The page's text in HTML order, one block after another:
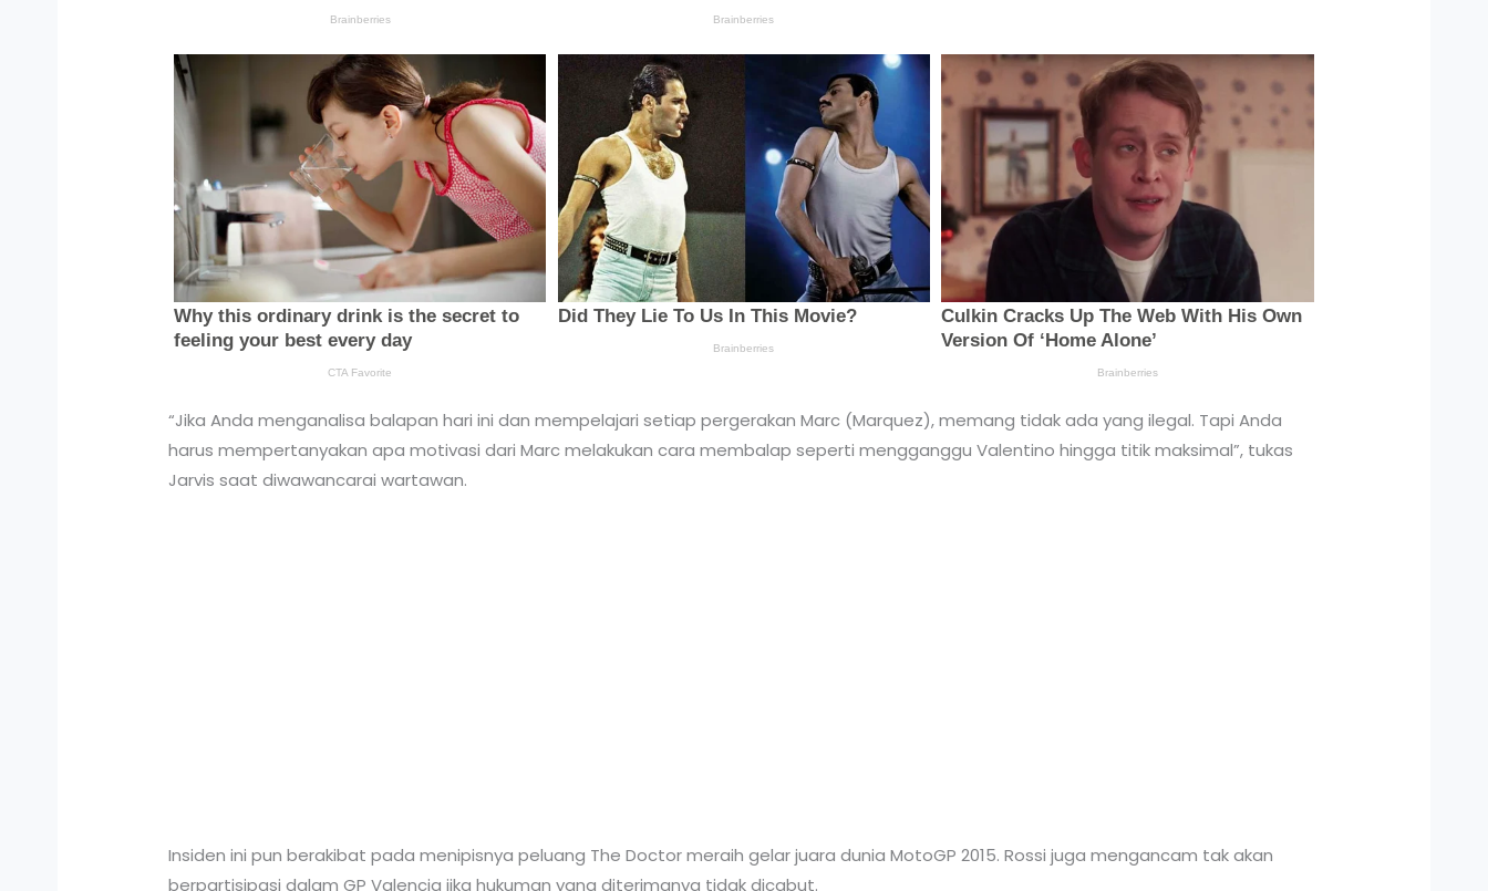
“Jika Anda menganalisa balapan hari ini dan mempelajari setiap pergerakan Marc (Marquez), memang tidak ada yang ilegal. Tapi Anda
harus mempertanyakan apa motivasi dari Marc melakukan cara membalap seperti mengganggu Valentino hingga titik maksimal”, tukas
Jarvis saat diwawancarai wartawan.
Insiden ini pun berakibat pada menipisnya peluang The Doctor meraih gelar juara dunia MotoGP 2015. Rossi juga mengancam tak akan
berpartisipasi dalam GP Valencia jika hukuman yang diterimanya tidak dicabut.